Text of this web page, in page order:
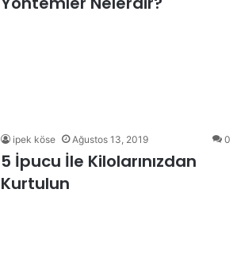
ipek köse Ağustos 13, 2019 0
5 İpucu İle Kilolarınızdan
Kurtulun